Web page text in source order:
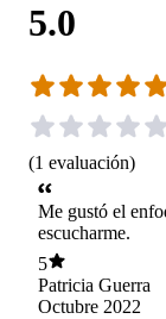
5.0
(1 evaluación)
Me gustó el
escucharme.
5
Patricia Guerra
Octubre 2022